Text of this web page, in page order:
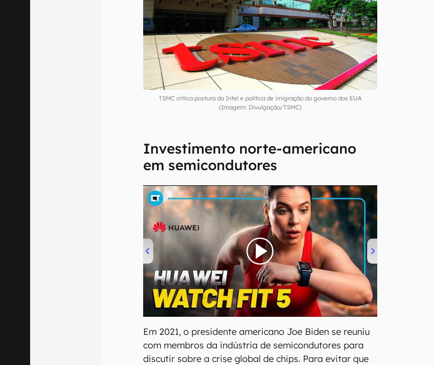
TSMC critica postura da Intel e política de imigração do governo dos EUA
(Imagem: Divulgação/TSMC)
Investimento norte-americano
em semicondutores
00:00/04:51
Em 2021, o presidente americano Joe Biden se reuniu
com membros da indústria de semicondutores para
discutir sobre a crise global de chips. Para evitar que